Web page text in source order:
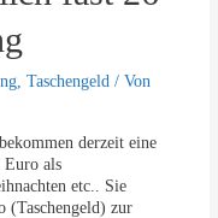
,Taschengeld / Von
derzeit eine
Euro als
etc.. Sie
(Taschengeld) zur